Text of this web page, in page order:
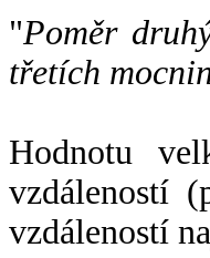
"Poměr
třetích
Hodnotu
vzdáleností
vzdáleností